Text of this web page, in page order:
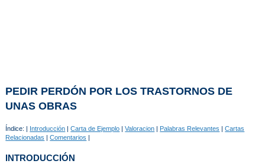
PEDIR PERDÓN POR LOS TRASTORNOS DE
UNAS OBRAS
Índice: | Introducción |Carta de Ejemplo |Valoracion | Palabras Relevantes |Cartas
Relacionadas |Comentarios |
INTRODUCCIÓN